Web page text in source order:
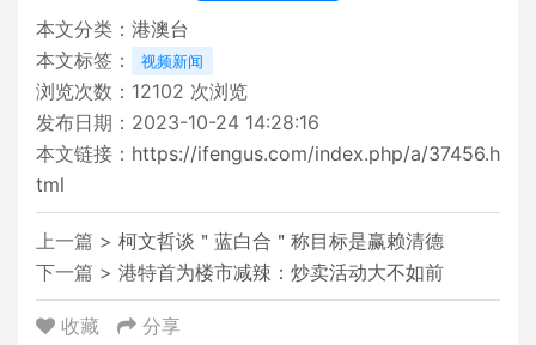
本文分类： 港澳台
本文标签：
视频新闻
浏览次数： 12102 次浏览
发布日期：2023-10-24 14:28:16
本文链接： https://ifengus.com/index.php/a/37456.h
tml
上一篇 > 柯文哲谈＂蓝白合＂称目标是赢赖清德
下一篇 > 港特首为楼市减辣：炒卖活动大不如前
收藏 分享